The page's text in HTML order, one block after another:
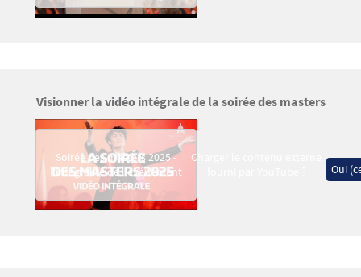
Visionner la vidéo intégrale de la soirée des masters
Video Mav
Soirée des masters 2025 -
l'intégralité de l'événement
Charger le contenu externe
Oui